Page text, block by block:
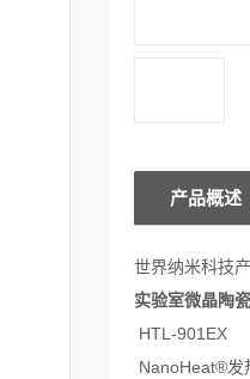
产品概述
世界纳米科技
实验室微晶陶
HTL-901EX
NanoHeat®发